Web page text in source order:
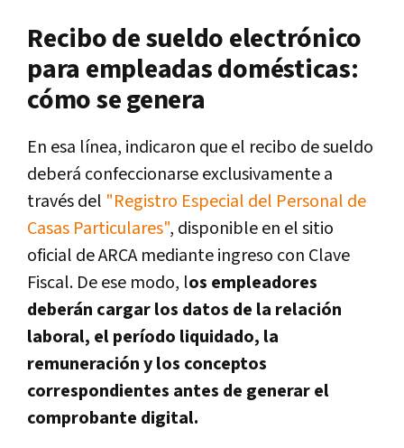
Recibo de sueldo electrónico
para empleadas domésticas:
cómo se genera
En esa línea, indicaron que el recibo de sueldo
deberá confeccionarse exclusivamente a
través del "Registro Especial del Personal de
Casas Particulares", disponible en el sitio
oficial de ARCA mediante ingreso con Clave
Fiscal. De ese modo, los empleadores
deberán cargar los datos de la relación
laboral, el período liquidado, la
remuneración y los conceptos
correspondientes antes de generar el
comprobante digital.